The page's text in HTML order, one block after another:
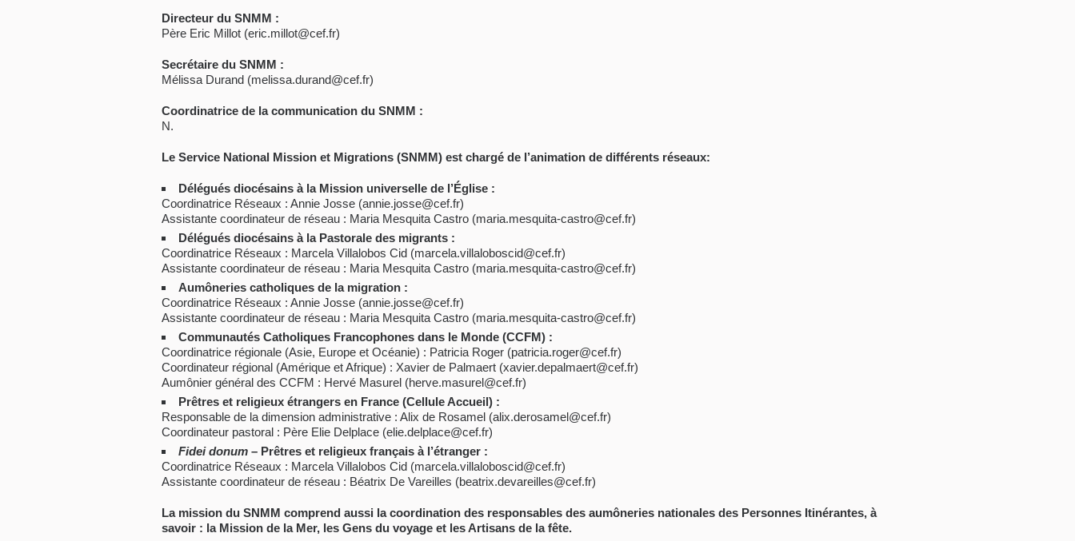
Directeur du SNMM :
Père Eric Millot (eric.millot@cef.fr)
Secrétaire du SNMM :
Mélissa Durand (melissa.durand@cef.fr)
Coordinatrice de la communication du SNMM :
N.
Le Service National Mission et Migrations (SNMM) est chargé de l’animation de différents réseaux:
Délégués diocésains à la Mission universelle de l’Église :
Coordinatrice Réseaux : Annie Josse (annie.josse@cef.fr)
Assistante coordinateur de réseau : Maria Mesquita Castro (maria.mesquita-castro@cef.fr)
Délégués diocésains à la Pastorale des migrants :
Coordinatrice Réseaux : Marcela Villalobos Cid (marcela.villaloboscid@cef.fr)
Assistante coordinateur de réseau : Maria Mesquita Castro (maria.mesquita-castro@cef.fr)
Aumôneries catholiques de la migration :
Coordinatrice Réseaux : Annie Josse (annie.josse@cef.fr)
Assistante coordinateur de réseau : Maria Mesquita Castro (maria.mesquita-castro@cef.fr)
Communautés Catholiques Francophones dans le Monde (CCFM) :
Coordinatrice régionale (Asie, Europe et Océanie) : Patricia Roger (patricia.roger@cef.fr)
Coordinateur régional (Amérique et Afrique) : Xavier de Palmaert (xavier.depalmaert@cef.fr)
Aumônier général des CCFM : Hervé Masurel (herve.masurel@cef.fr)
Prêtres et religieux étrangers en France (Cellule Accueil) :
Responsable de la dimension administrative : Alix de Rosamel (alix.derosamel@cef.fr)
Coordinateur pastoral : Père Elie Delplace (elie.delplace@cef.fr)
Fidei donum – Prêtres et religieux français à l’étranger :
Coordinatrice Réseaux : Marcela Villalobos Cid (marcela.villaloboscid@cef.fr)
Assistante coordinateur de réseau : Béatrix De Vareilles (beatrix.devareilles@cef.fr)
La mission du SNMM comprend aussi la coordination des responsables des aumôneries nationales des Personnes Itinérantes, à
savoir : la Mission de la Mer, les Gens du voyage et les Artisans de la fête.